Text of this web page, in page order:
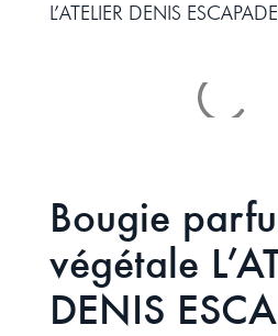
L’ATELIER DENIS ESCAPADE
Bougie
végétale
DENIS